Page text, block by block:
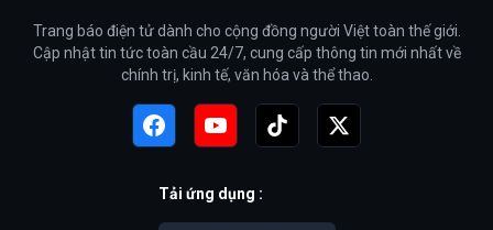
Trang báo điện tử dành cho cộng đồng người Việt toàn thế giới.
Cập nhật tin tức toàn cầu 24/7, cung cấp thông tin mới nhất về
chính trị, kinh tế, văn hóa và thể thao.
Tải ứng dụng :